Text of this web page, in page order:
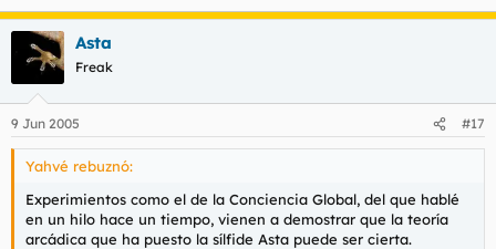
Asta
Freak
9 Jun 2005 #17
Yahvé rebuznó:
Experimientos como el de la Conciencia Global, del que hablé
en un hilo hace un tiempo, vienen a demostrar que la teoría
arcádica que ha puesto la sílfide Asta puede ser cierta.